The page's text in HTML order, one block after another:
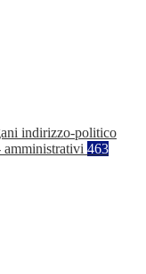
indirizzo-politico
463